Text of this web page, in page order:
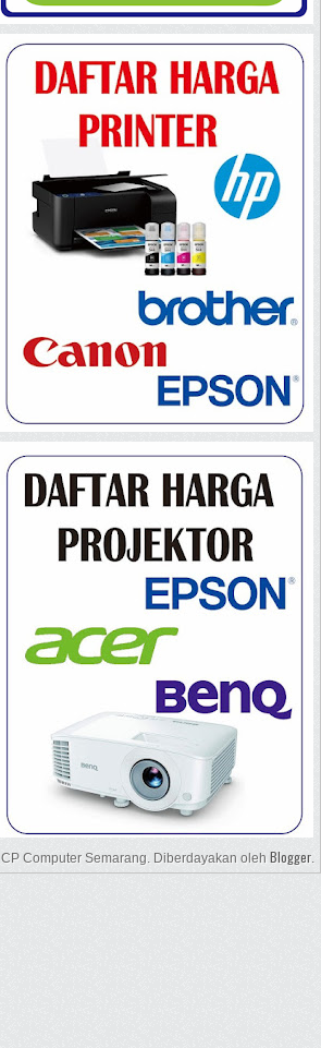
CP Computer Semarang. Diberdayakan oleh Blogger.